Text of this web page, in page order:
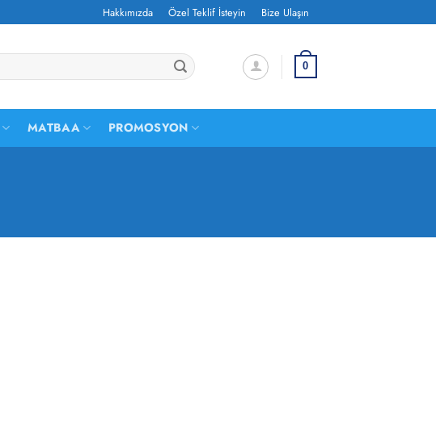
Hakkımızda Özel Teklif İsteyin Bize Ulaşın
0
MATBAA PROMOSYON